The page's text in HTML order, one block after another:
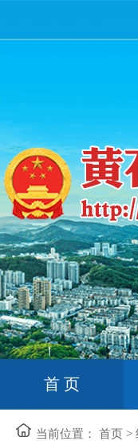
首 页
当前位置： 首页 >